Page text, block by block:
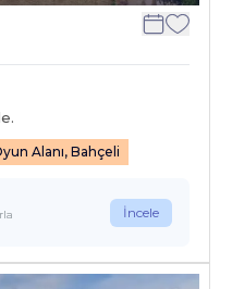
Alanı, Bahçeli
İncele